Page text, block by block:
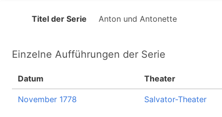
Titel der Serie Anton und Antonette
Einzelne Aufführungen der Serie
Datum Theater
November 1778 Salvator-Theater